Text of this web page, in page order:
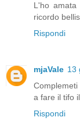
L'ho
ricordo
Rispondi
mjaVale 13
a fare il tifo
Rispondi